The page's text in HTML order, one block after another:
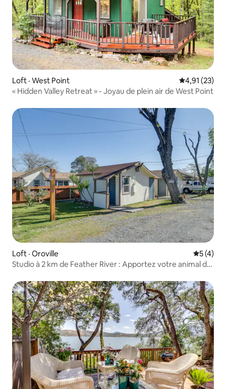
Loft · West Point Note
4,91 (23)
« Hidden Valley Retreat » - Joyau de plein air de West Point
Loft · Oroville Note
5 (4)
Studio à 2 km de Feather River : Apportez votre animal de